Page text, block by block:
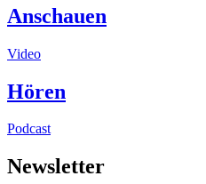
Anschauen
Video
Hören
Podcast
Newsletter